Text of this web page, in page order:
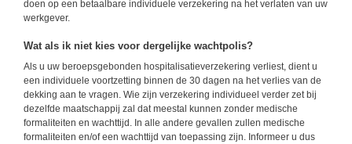
doen op een betaalbare individuele verzekering na het verlaten van uw
werkgever.
Wat als ik niet kies voor dergelijke wachtpolis?
Als u uw beroepsgebonden hospitalisatieverzekering verliest, dient u
een individuele voortzetting binnen de 30 dagen na het verlies van de
dekking aan te vragen. Wie zijn verzekering individueel verder zet bij
dezelfde maatschappij zal dat meestal kunnen zonder medische
formaliteiten en wachttijd. In alle andere gevallen zullen medische
formaliteiten en/of een wachttijd van toepassing zijn. Informeer u dus